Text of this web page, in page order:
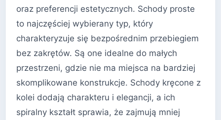
oraz preferencji estetycznych. Schody proste
to najczęściej wybierany typ, który
charakteryzuje się bezpośrednim przebiegiem
bez zakrętów. Są one idealne do małych
przestrzeni, gdzie nie ma miejsca na bardziej
skomplikowane konstrukcje. Schody kręcone z
kolei dodają charakteru i elegancji, a ich
spiralny kształt sprawia, że zajmują mniej